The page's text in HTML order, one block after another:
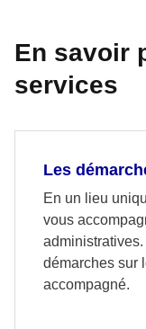
En savoir
services
Les
En un lieu
vous
démarches sur
accompagné.